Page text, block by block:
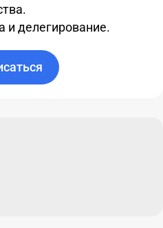
и делегирование.